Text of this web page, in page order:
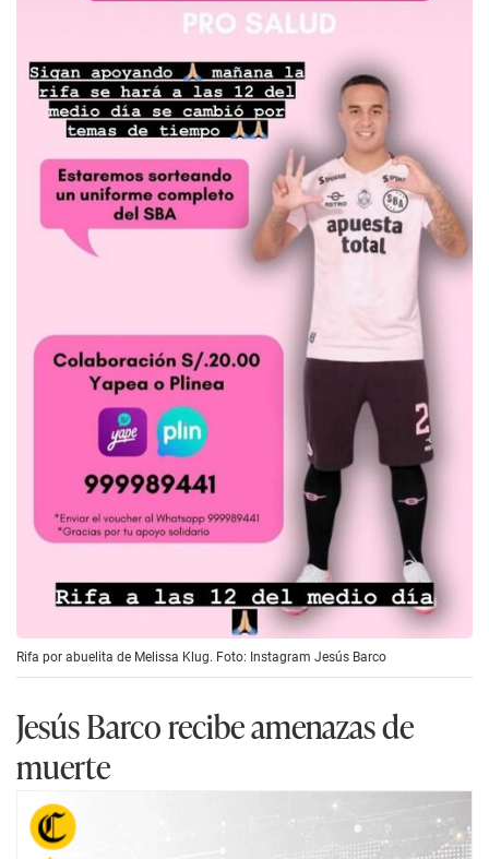
Rifa por abuelita de Melissa Klug. Foto: Instagram Jesús Barco
Jesús Barco recibe amenazas de
muerte